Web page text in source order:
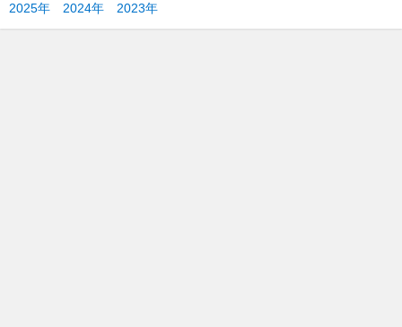
2025年 2024年 2023年